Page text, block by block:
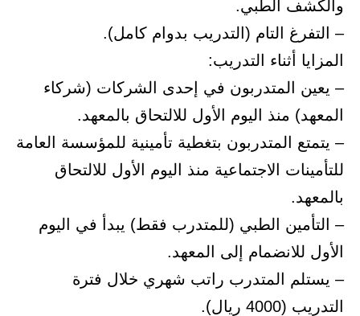
والكشف الطبي.
– التفرغ التام (التدريب بدوام كامل).
المزايا أثناء التدريب:
– يعين المتدربون في إحدى الشركات (شركاء
المعهد) منذ اليوم الأول للالتحاق بالمعهد.
– يتمتع المتدربون بتغطية تأمينية للمؤسسة العامة
للتأمينات الاجتماعية منذ اليوم الأول للالتحاق
بالمعهد.
– التأمين الطبي (للمتدرب فقط) يبدأ في اليوم
الأول للانضمام إلى المعهد.
– يستلم المتدرب راتب شهري خلال فترة
التدريب (4000 ريال).